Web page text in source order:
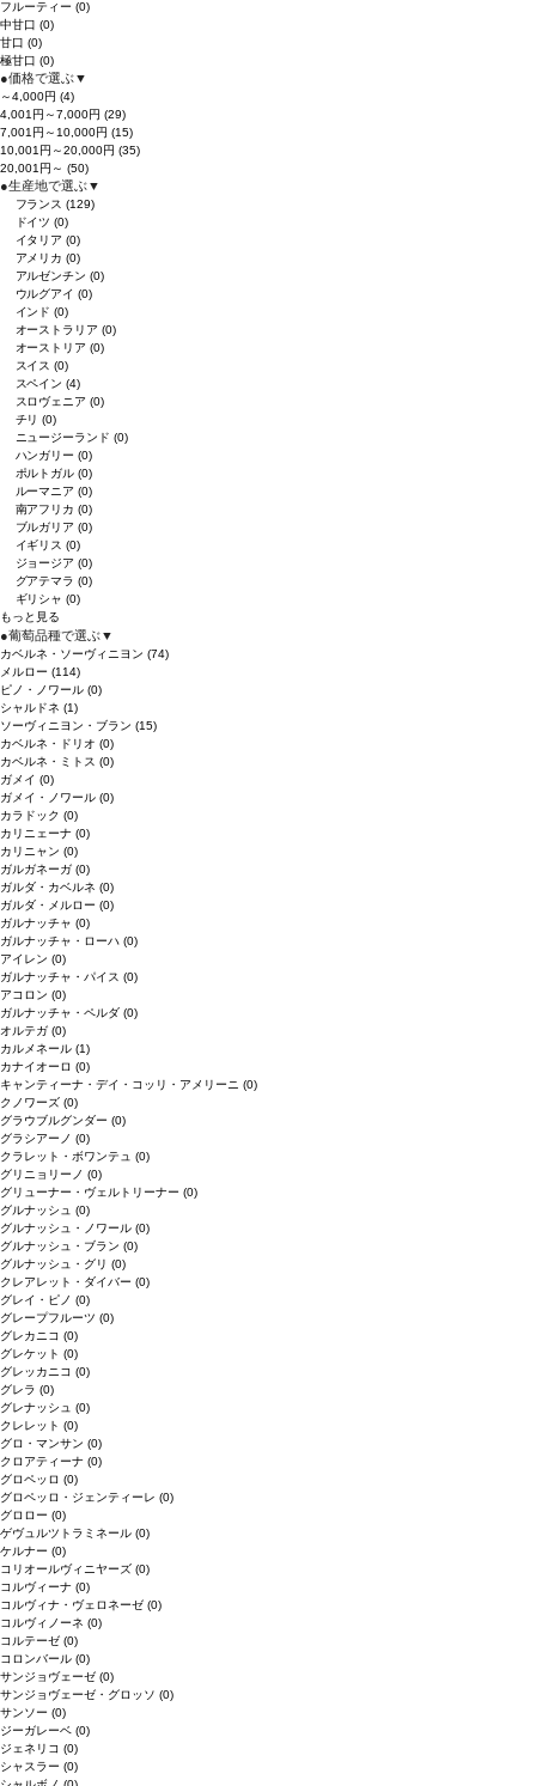
フルーティー (0)
中甘口 (0)
甘口 (0)
極甘口 (0)
●価格で選ぶ▼
～4,000円 (4)
4,001円～7,000円 (29)
7,001円～10,000円 (15)
10,001円～20,000円 (35)
20,001円～ (50)
●生産地で選ぶ▼
フランス(129)
ドイツ(0)
イタリア(0)
アメリカ(0)
アルゼンチン(0)
ウルグアイ(0)
インド(0)
オーストラリア(0)
オーストリア(0)
スイス(0)
スペイン(4)
スロヴェニア(0)
チリ(0)
ニュージーランド(0)
ハンガリー(0)
ポルトガル(0)
ルーマニア(0)
南アフリカ(0)
ブルガリア(0)
イギリス(0)
ジョージア(0)
グアテマラ(0)
ギリシャ(0)
もっと見る
●葡萄品種で選ぶ▼
カベルネ・ソーヴィニヨン (74)
メルロー (114)
ピノ・ノワール (0)
シャルドネ (1)
ソーヴィニヨン・ブラン (15)
カベルネ・ドリオ (0)
カベルネ・ミトス (0)
ガメイ (0)
ガメイ・ノワール (0)
カラドック (0)
カリニェーナ (0)
カリニャン (0)
ガルガネーガ (0)
ガルダ・カベルネ (0)
ガルダ・メルロー (0)
ガルナッチャ (0)
ガルナッチャ・ローハ (0)
アイレン (0)
ガルナッチャ・パイス (0)
アコロン (0)
ガルナッチャ・ペルダ (0)
オルテガ (0)
カルメネール (1)
カナイオーロ (0)
キャンティーナ・デイ・コッリ・アメリーニ (0)
クノワーズ (0)
グラウブルグンダー (0)
グラシアーノ (0)
クラレット・ボワンテュ (0)
グリニョリーノ (0)
グリューナー・ヴェルトリーナー (0)
グルナッシュ (0)
グルナッシュ・ノワール (0)
グルナッシュ・ブラン (0)
グルナッシュ・グリ (0)
クレアレット・ダイバー (0)
グレイ・ピノ (0)
グレープフルーツ (0)
グレカニコ (0)
グレケット (0)
グレッカニコ (0)
グレラ (0)
グレナッシュ (0)
クレレット (0)
グロ・マンサン (0)
クロアティーナ (0)
グロペッロ (0)
グロペッロ・ジェンティーレ (0)
グロロー (0)
ゲヴュルツトラミネール (0)
ケルナー (0)
コリオールヴィニヤーズ (0)
コルヴィーナ (0)
コルヴィナ・ヴェロネーゼ (0)
コルヴィノーネ (0)
コルテーゼ (0)
コロンバール (0)
サンジョヴェーゼ (0)
サンジョヴェーゼ・グロッソ (0)
サンソー (0)
ジーガレーベ (0)
ジェネリコ (0)
シャスラー (0)